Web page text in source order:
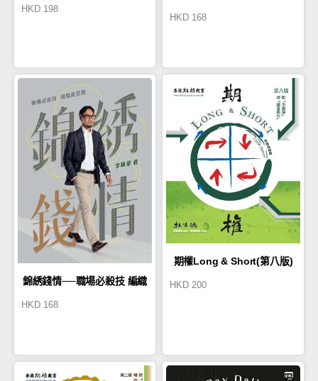
Values and the Making of
Company Culture
HKD 198
HKD 168
錦綉錢情──職場必殺技 編織
HKD 168
期權Long & Short(第八版)
HKD 200